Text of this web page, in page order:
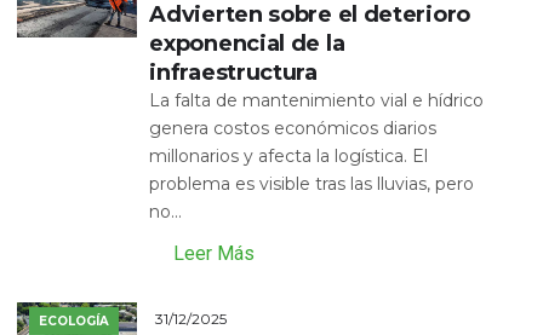
Advierten sobre el deterioro
exponencial de la
infraestructura
La falta de mantenimiento vial e hídrico
genera costos económicos diarios
millonarios y afecta la logística. El
problema es visible tras las lluvias, pero
no...
Leer Más
ECOLOGÍA 31/12/2025